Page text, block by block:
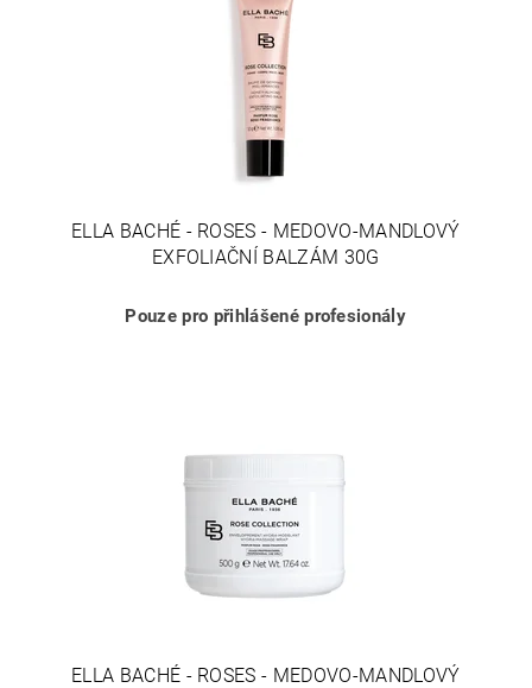
ELLA BACHÉ - ROSES - MEDOVO-MANDLOVÝ
EXFOLIAČNÍ BALZÁM 30G
Pouze pro přihlášené profesionály
ELLA BACHÉ - ROSES - MEDOVO-MANDLOVÝ